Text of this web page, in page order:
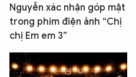
Nguyễn xác nhận góp mặt
trong phim điện ảnh “Chị
chị Em em 3”